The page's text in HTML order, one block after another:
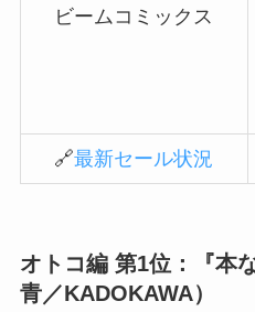
ビームコミックス
🔗最新セール状況
オトコ編 第1位 ：『本
青／KADOKAWA）